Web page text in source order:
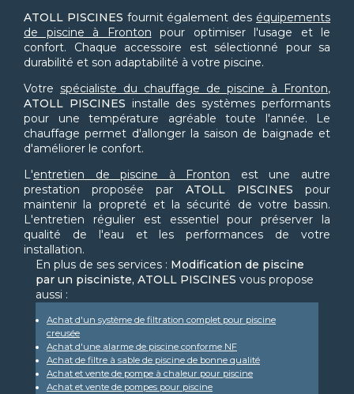
ATOLL PISCINES fournit également des équipements
de piscine à Fronton pour optimiser l'usage et le
confort. Chaque accessoire est sélectionné pour sa
durabilité et son adaptabilité à votre piscine.
Votre spécialiste du chauffage de piscine à Fronton,
ATOLL PISCINES installe des systèmes performants
pour une température agréable toute l'année. Le
chauffage permet d'allonger la saison de baignade et
d'améliorer le confort.
L'entretien de piscine à Fronton est une autre
prestation proposée par ATOLL PISCINES pour
maintenir la propreté et la sécurité de votre bassin.
L'entretien régulier est essentiel pour préserver la
qualité de l'eau et les performances de votre
installation.
En plus de ses services : Modification de piscine
par un pisciniste, ATOLL PISCINES vous propose
aussi :
Achat d'un système de filtration complet pour piscine
creusée
Achat d'une alarme de piscine conforme NF
Achat de filtre à sable de piscine de bonne qualité
Achat et vente de pompe à chaleur pour piscine
Achat et vente de pompes pour piscine